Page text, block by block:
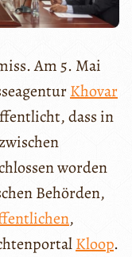
Am 5. Mai
Khovar
dass in
worden
Behörden,
,
Kloop.